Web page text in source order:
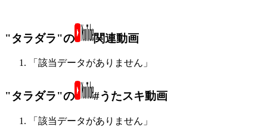
"タラダラ"の 関連動画
「該当データがありません」
"タラダラ"の #うたスキ動画
「該当データがありません」